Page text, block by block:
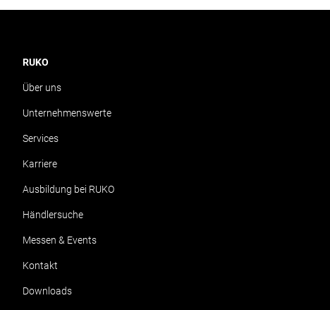
RUKO
Über uns
Unternehmenswerte
Services
Karriere
Ausbildung bei RUKO
Händlersuche
Messen & Events
Kontakt
Downloads